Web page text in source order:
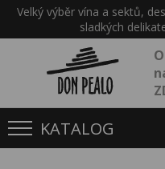
Velký výběr vína a sektů,
sladkých
KATALOG